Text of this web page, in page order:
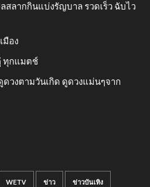
สลากกินแบ่งรัญบาล รวดเร็ว ฉับไว
มือง
ทุกแมตช์
วงตามวันเกิด ดูดวงแม่นๆจาก
WETV ข่าว ข่าวบันเทิง